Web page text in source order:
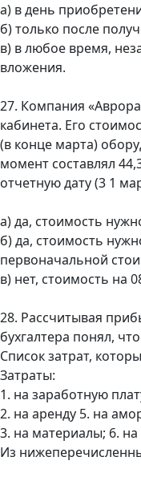
а) в день
б) только после
в) в любое время,
вложения.
27. Компания
кабинета. Его
(в конце марта)
момент составлял
отчетную дату (3 1
а) да, стоимость
б) да, стоимость
первоначальной
в) нет, стоимость на
28. Рассчитывая
бухгалтера понял,
Список затрат,
Затраты:
1. на заработную
2. на аренду 5. на
3. на материалы; 6.
Из